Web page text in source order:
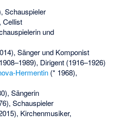
Schauspieler
Cellist
und
Sänger und Komponist
Dirigent (1916–1926)
Hermentin(* 1968),
Sängerin
Schauspieler
Kirchenmusiker,